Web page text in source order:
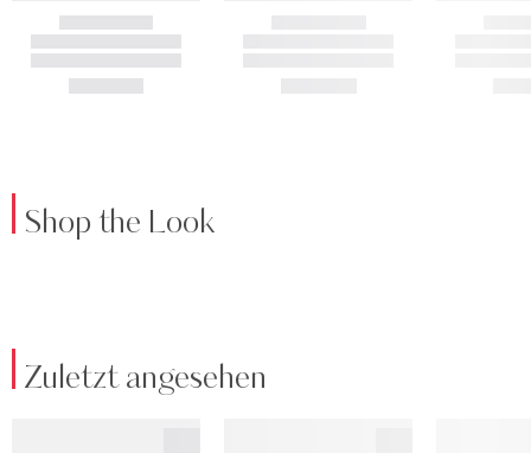
Shop the Look
Zuletzt angesehen